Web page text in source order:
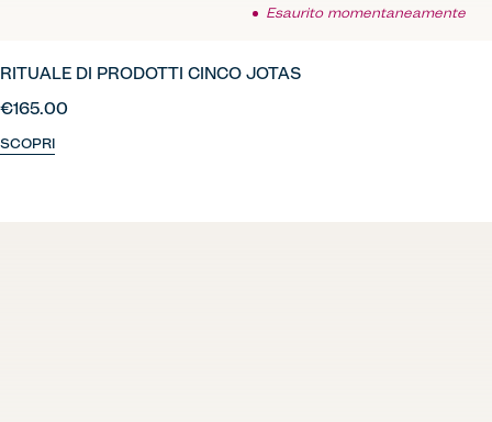
Esaurito momentaneamente
RITUALE DI PRODOTTI CINCO JOTAS
€165.00
SCOPRI